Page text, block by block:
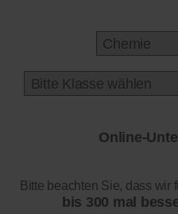
Online-
Bitte beachten Sie, dass wir
bis 300 mal